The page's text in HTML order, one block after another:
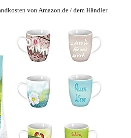
von Amazon.de / dem Händler